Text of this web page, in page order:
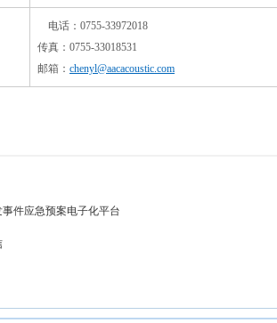
电话：0755-33972018
传真：0755-33018531
邮箱： chenyl@aacacoustic.com
件应急预案电子化平台